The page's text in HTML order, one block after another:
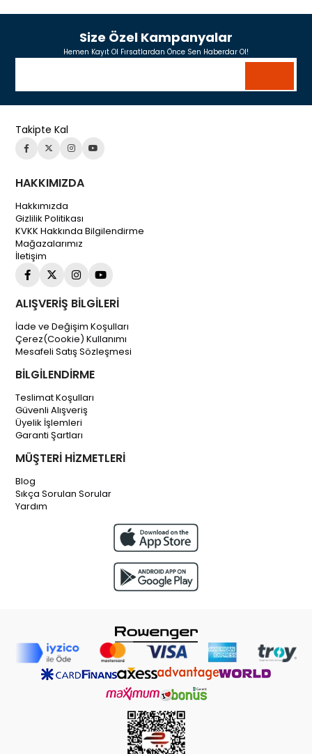
Size Özel Kampanyalar
Hemen Kayıt Ol Fırsatlardan Önce Sen Haberdar Ol!
Takipte Kal
HAKKIMIZDA
Hakkımızda
Gizlilik Politikası
KVKK Hakkında Bilgilendirme
Mağazalarımız
İletişim
ALIŞVERİŞ BİLGİLERİ
İade ve Değişim Koşulları
Çerez(Cookie) Kullanımı
Mesafeli Satış Sözleşmesi
BİLGİLENDİRME
Teslimat Koşulları
Güvenli Alışveriş
Üyelik İşlemleri
Garanti Şartları
MÜŞTERİ HİZMETLERİ
Blog
Sıkça Sorulan Sorular
Yardım